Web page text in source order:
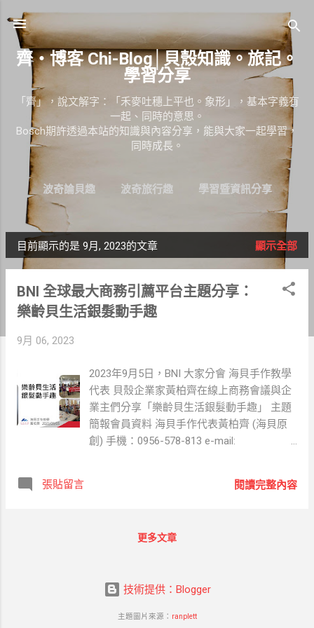
齊‧博客 Chi-Blog│貝殼知識。旅記。
學習分享
「齊」，說文解字：「禾麥吐穗上平也。象形」，基本字義有
一起、同時的意思。
Bosch期許透過本站的知識與內容分享，能與大家一起學習，
同時成長。
波奇論貝趣 波奇旅行趣 學習暨資訊分享
發
文
目前顯示的是 9月, 2023的文章 顯示全部
BNI 全球最大商務引薦平台主題分享：
樂齡貝生活銀髮動手趣
9月 06, 2023
2023年9月5日，BNI 大家分會 海貝手作教學
代表 貝殼企業家黃柏齊在線上商務會議與企
業主們分享「樂齡貝生活銀髮動手趣」 主題
簡報會員資料 海貝手作代表黃柏齊 (海貝原
創) 手機：0956-578-813 e-mail:
👉前往BNI 會員資料 主題簡報分享 樂齡貝生
享「樂齡貝生活 銀髮動手趣」，各位嘉賓舒
教學代表 黃柏齊，累積超過250場手作教學
張貼留言 閱讀完整內容
更多文章
技術提供：Blogger
主題圖片來源： ranplett